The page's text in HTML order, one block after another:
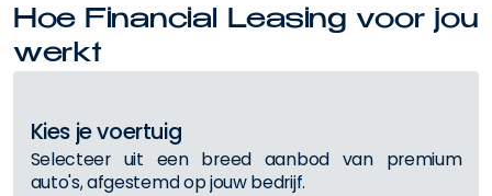
Hoe F nancia Leas ng voor jou
werkt
Kies jevoertuig
Selecteer uit een breed aanbod van premium
auto's,afgestemdopjouwbedrijf.